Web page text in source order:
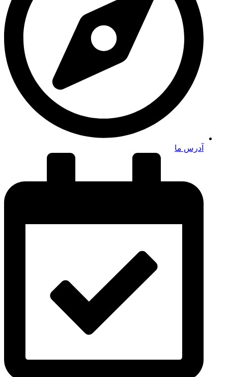
آدرس ما